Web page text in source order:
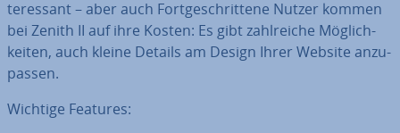
ter­es­sant – aber auch Fort­ge­schrit­te­ne Nutzer kommen
bei Zenith II auf ihre Kosten: Es gibt zahl­rei­che Mög­lich­
kei­ten, auch kleine Details am Design Ihrer Website an­zu­
pas­sen.
Wichtige Features: